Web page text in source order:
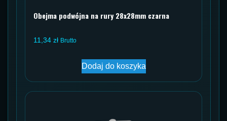
Obejma podwójna na rury 28x28mm czarna
11,34 zł Brutto
Dodaj do koszyka